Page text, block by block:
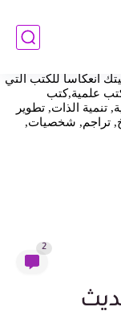
وهي النافذة التي
وتأخذنا إلي عالم
شيق وممتع وجذاب
انعكاسا للكتب التي
علمية,كتب
تنمية الذات, تطوير
تراجم, شخصيات,
2